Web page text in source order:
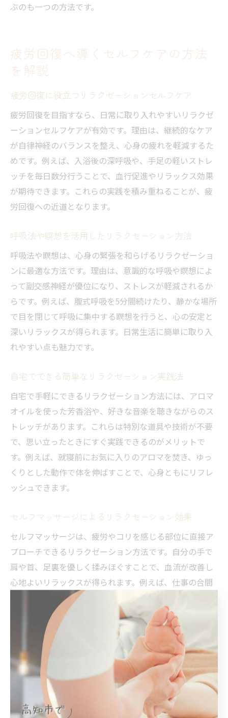
ぶのも一つの方法です。
疲労回復へ導くセルフケアの方法
を解説
疲労回復に役立つリラクゼーションセルフケア
疲労回復を目指すなら、日常に取り入れやすいリラクゼ
ーションセルフケアが有効です。理由は、継続的なケア
が自律神経のバランスを整え、心身の疲れを軽減するた
めです。例えば、入浴後の深呼吸や、手足の軽いストレ
ッチを毎日数分行うことで、血行促進やリラックス効果
が期待できます。これらの実践を積み重ねることが、疲
労回復への近道となります。
呼吸法や瞑想を活用したリラクゼーション方法
呼吸法や瞑想は、心身の緊張を和らげるリラクゼーショ
ンに最適な方法です。理由は、意識的な呼吸や瞑想によ
って副交感神経が優位になり、ストレスが軽減されるか
らです。例えば、腹式呼吸を5分間続けたり、静かな場所
で目を閉じて呼吸に集中する瞑想を行うと、心の安定と
深いリラックスが得られます。日常生活に簡単に取り入
れやすい点も魅力です。
自宅でできる簡単なリラクゼーション実践法
自宅で手軽にできるリラクゼーション方法には、アロマ
オイルを使った芳香浴や、好きな音楽を聴きながらのス
トレッチがあります。これらは特別な道具や技術が不要
で、思い立ったときにすぐ実践できるのがメリットで
す。例えば、就寝前にお気に入りのアロマを焚き、ゆっ
くりとした動作で体を伸ばすことで、心身ともにリフレ
ッシュできます。
セルフマッサージによるリラクゼーション効果
セルフマッサージは、疲労やコリを感じる部位に直接ア
プローチできるリラクゼーション方法です。自分の手で
肩や首、足裏を優しく揉みほぐすことで、血流が改善し
心地よいリラックスが得られます。例えば、仕事の合間
にこめかみを円を描くようにマッサージするだけでも、
頭の重さや緊張が和らぎます。毎日の習慣として取り入
れることが大切です。
ストレッチとリラクゼーションの組み合わせ術
ストレッチとリラクゼーションを組み合わせることで、
筋肉の緊張緩和と心のリフレッシュを同時に実現できま
す。理由は、ゆっくりとしたストレッチが自律神経に働